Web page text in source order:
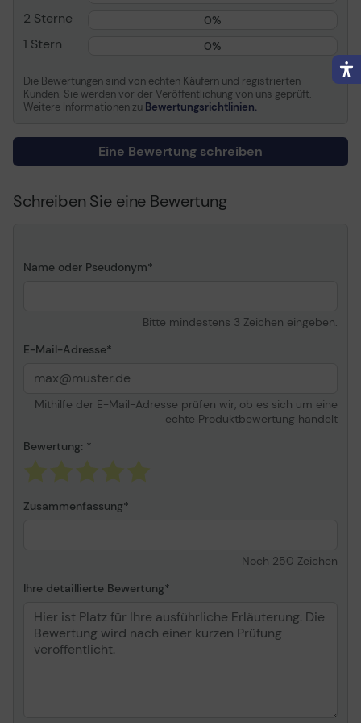
Der T.Flight Hotas One ist abnehmbar und kann auf
zwei verschiedene Arten positioniert werden: - Mit
abgenommenem und vom Steuerknüppel getrenntem
Schubhebel (zur Nachahmung authentischer
Pilotenbedingungen); oder - mit am Joystick
befestigtem Schubhebel (für mehr Stabilität und
2 Sterne 0%
1 Stern 0%
Die Bewertungen sind von echten Käufern und registrierten
Kunden. Sie werden vor der Veröffentlichung von uns geprüft.
Weitere Informationen zu Bewertungsrichtlinien.
Eine Bewertung schreiben
Schreiben Sie eine Bewertung
Name oder Pseudonym
Bitte mindestens 3 Zeichen eingeben.
E-Mail-Adresse
Mithilfe der E-Mail-Adresse prüfen wir, ob es sich um eine
echte Produktbewertung handelt
Bewertung:
Zusammenfassung
Noch 250 Zeichen
Ihre detaillierte Bewertung